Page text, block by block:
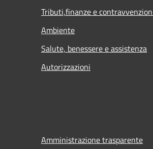
Tributi,finanze e
Ambiente
Salute, benessere e assistenza
Autorizzazioni
Amministrazione trasparente